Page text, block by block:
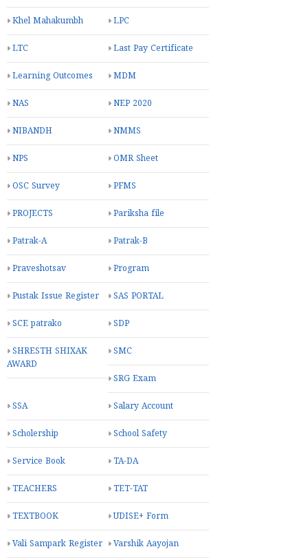
Khel Mahakumbh LPC
LTC Last Pay Certificate
Learning Outcomes MDM
NAS NEP 2020
NIBANDH NMMS
NPS OMR Sheet
OSC Survey PFMS
PROJECTS Pariksha file
Patrak-A Patrak-B
Praveshotsav Program
Pustak Issue Register SAS PORTAL
SCE patrako SDP
SHRESTH SHIXAK
AWARD
SMC
SRG Exam
SSA Salary Account
Scholership School Safety
Service Book TA-DA
TEACHERS TET-TAT
TEXTBOOK UDISE+ Form
Vali Sampark Register Varshik Aayojan